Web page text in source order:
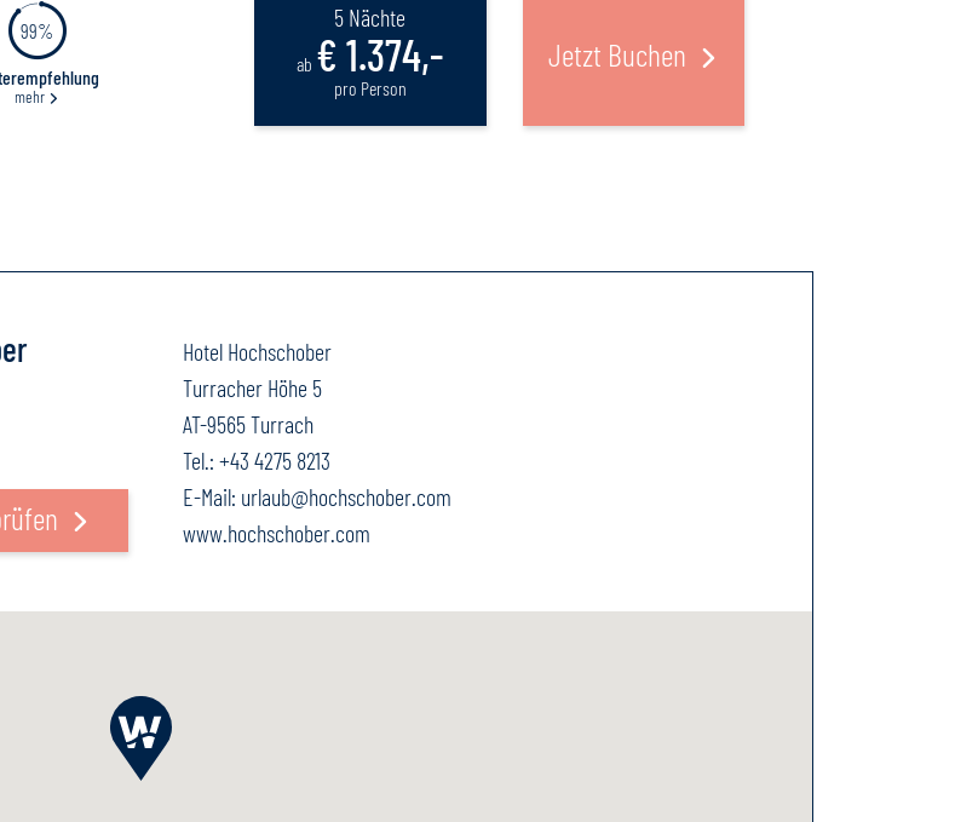
99%
mehr
5 Nächte
ab € 1.374,-
pro Person
Jetzt Buchen
Hotel Hochschober
Turracher Höhe 5
AT-9565 Turrach
Tel.: +43 4275 8213
E-Mail: urlaub@hochschober.com
www.hochschober.com